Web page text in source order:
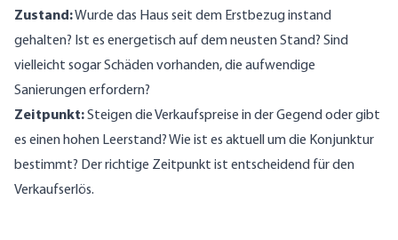
Zustand:Wurde das Haus seit dem Erstbezug instand
gehalten? Ist es energetisch auf dem neusten Stand? Sind
vielleicht sogar Schäden vorhanden, die aufwendige
Sanierungen erfordern?
Zeitpunkt:Steigen die Verkaufspreise in der Gegend oder gibt
es einen hohen Leerstand? Wie ist es aktuell um die Konjunktur
bestimmt? Der richtige Zeitpunkt ist entscheidend für den
Verkaufserlös.